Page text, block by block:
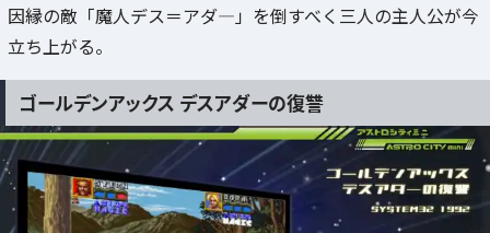
因縁の敵「魔人デス＝アダ―」を倒すべく三人の主人公が今
立ち上がる。
ゴールデンアックス デスアダーの復讐